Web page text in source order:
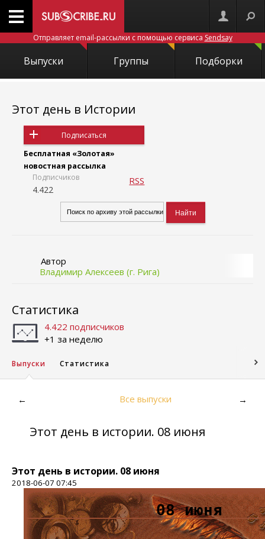
Отправляет email-рассылки с помощью сервиса Sendsay
Выпуски Группы Подборки
Этот день в Истории
Подписаться
Бесплатная «Золотая»
новостная рассылка
Подписчиков
4.422
RSS
Автор
Владимир Алексеев (г. Рига)
Статистика
4.422 подписчиков
+1 за неделю
Выпуски Статистика
← Все выпуски →
Этот день в истории. 08 июня
Этот день в истории. 08 июня
2018-06-07 07:45
08 июня